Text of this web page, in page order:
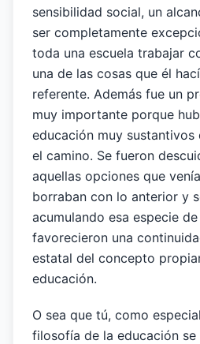
sensibilidad social, un
ser completamente
toda una escuela trabajar
una de las cosas que él
referente. Además fue un
muy importante porque
educación muy sustantivos
el camino. Se fueron
aquellas opciones que
borraban con lo anterior y
acumulando esa especie
favorecieron una
estatal del concepto
educación.
O sea que tú, como
filosofía de la educación se